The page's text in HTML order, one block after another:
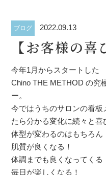
ブログ 2022.09.13
【お客様の喜
今年1月からスタートした
Chino THE METHOD の究
ー。
今ではうちのサロンの看
たら分かる変化に続々と喜
体型が変わるのはもちろん
肌質が良くなる！
体調までも良くなってくる
毎日が楽しくなる！